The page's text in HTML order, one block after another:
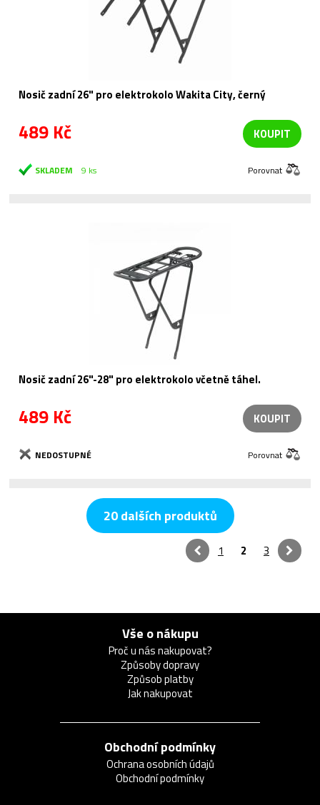
Nosič zadní 26" pro elektrokolo Wakita City, černý
489 Kč KOUPIT
SKLADEM 9 ks Porovnat
Nosič zadní 26"-28" pro elektrokolo včetně táhel.
489 Kč KOUPIT
NEDOSTUPNÉ Porovnat
20 dalších produktů
1 2 3
Vše o nákupu
Proč u nás nakupovat?
Způsoby dopravy
Způsob platby
Jak nakupovat
Obchodní podmínky
Ochrana osobních údajů
Obchodní podmínky